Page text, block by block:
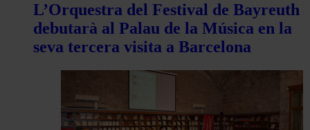
L’Orquestra del Festival de Bayreuth
debutarà al Palau de la Música en la
seva tercera visita a Barcelona